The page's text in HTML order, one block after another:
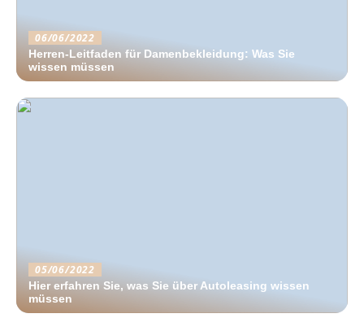
06/06/2022
Herren-Leitfaden für Damenbekleidung: Was Sie
wissen müssen
05/06/2022
Hier erfahren Sie, was Sie über Autoleasing wissen
müssen